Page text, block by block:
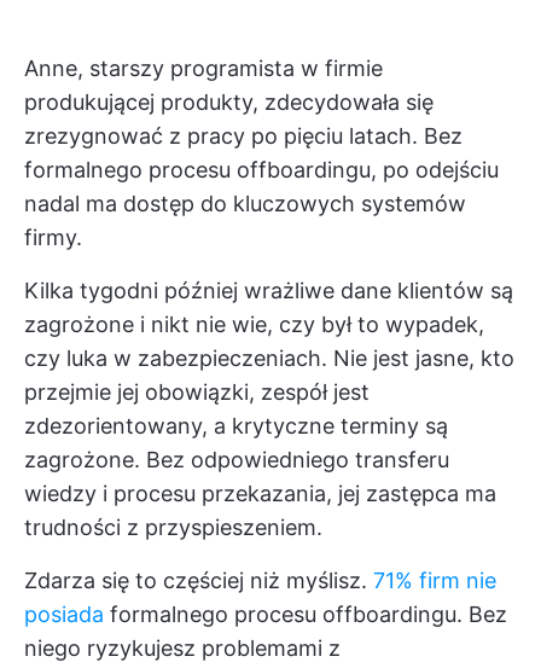
Anne, starszy programista w firmie
produkującej produkty, zdecydowała się
zrezygnować z pracy po pięciu latach. Bez
formalnego procesu offboardingu, po odejściu
nadal ma dostęp do kluczowych systemów
firmy.
Kilka tygodni później wrażliwe dane klientów są
zagrożone i nikt nie wie, czy był to wypadek,
czy luka w zabezpieczeniach. Nie jest jasne, kto
przejmie jej obowiązki, zespół jest
zdezorientowany, a krytyczne terminy są
zagrożone. Bez odpowiedniego transferu
wiedzy i procesu przekazania, jej zastępca ma
trudności z przyspieszeniem.
Zdarza się to częściej niż myślisz. 71% firm nie
posiada formalnego procesu offboardingu. Bez
niego ryzykujesz problemami z